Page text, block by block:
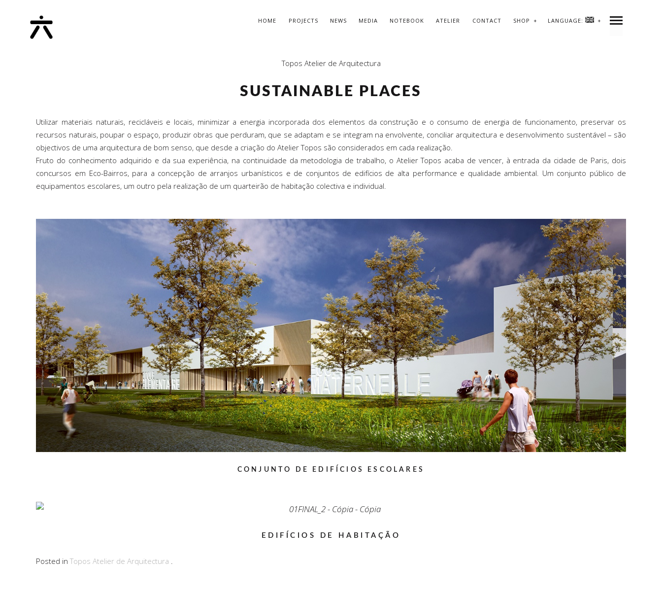
HOME PROJECTS NEWS MEDIA NOTEBOOK ATELIER CONTACT SHOP LANGUAGE:
Topos Atelier de Arquitectura
SUSTAINABLE PLACES
Utilizar materiais naturais, recicláveis e locais, minimizar a energia incorporada dos elementos da construção e o consumo de energia de funcionamento, preservar os
recursos naturais, poupar o espaço, produzir obras que perduram, que se adaptam e se integram na envolvente, conciliar arquitectura e desenvolvimento sustentável – são
objectivos de uma arquitectura de bom senso, que desde a criação do Atelier Topos são considerados em cada realização.
Fruto do conhecimento adquirido e da sua experiência, na continuidade da metodologia de trabalho, o Atelier Topos acaba de vencer, à entrada da cidade de Paris, dois
concursos em Eco-Bairros, para a concepção de arranjos urbanísticos e de conjuntos de edifícios de alta performance e qualidade ambiental. Um conjunto público de
equipamentos escolares, um outro pela realização de um quarteirão de habitação colectiva e individual.
CONJUNTO DE EDIFÍCIOS ESCOLARES
EDIFÍCIOS DE HABITAÇÃO
Posted inTopos Atelier de Arquitectura .